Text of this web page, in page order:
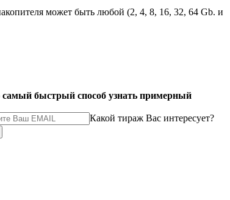
может быть любой (2, 4, 8, 16, 32, 64 Gb. и
самый быстрый способ узнать примерный
Какой тираж Вас интересует?